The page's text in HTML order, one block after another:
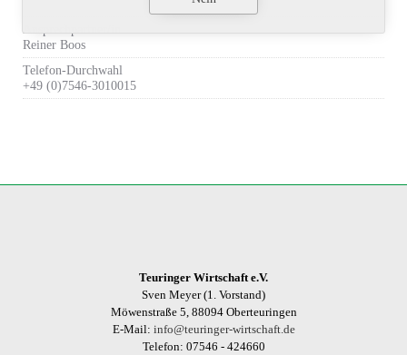
Reiner Boos
Telefon-Durchwahl
+49 (0)7546-3010015
Teuringer Wirtschaft e.V.
Sven Meyer (1. Vorstand)
Möwenstraße 5, 88094 Oberteuringen
E-Mail: info@teuringer-wirtschaft.de
Telefon: 07546 - 424660